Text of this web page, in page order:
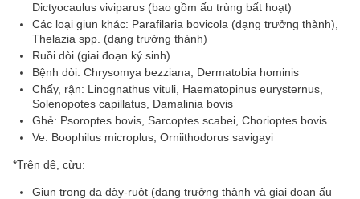
Dictyocaulus viviparus (bao gồm ấu trùng bất hoạt)
Các loại giun khác: Parafilaria bovicola (dạng trưởng thành),
Thelazia spp. (dạng trưởng thành)
Ruồi dòi (giai đoạn ký sinh)
Bệnh dòi: Chrysomya bezziana, Dermatobia hominis
Chấy, rận: Linognathus vituli, Haematopinus eurysternus,
Solenopotes capillatus, Damalinia bovis
Ghẻ: Psoroptes bovis, Sarcoptes scabei, Chorioptes bovis
Ve: Boophilus microplus, Orniithodorus savigayi
*Trên dê, cừu:
Giun trong dạ dày-ruột (dạng trưởng thành và giai đoạn ấu